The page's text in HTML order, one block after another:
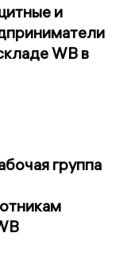
и
WB в
группа